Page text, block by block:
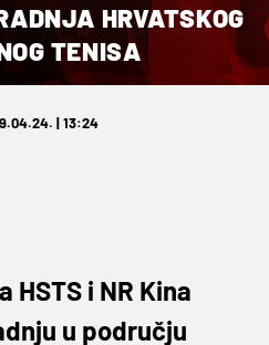
HRVATSKOG
TENISA
| 13:24
HSTS i NR Kina
u području